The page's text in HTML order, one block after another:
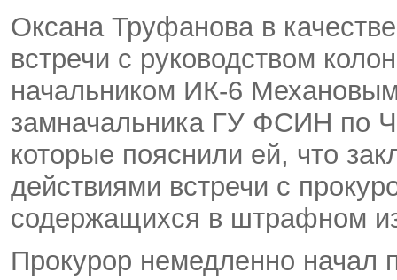
Оксана Труфанова в
встречи с руководством
начальником ИК-6
замначальника ГУ ФСИН по
которые пояснили ей, что
действиями встречи с
содержащихся в штрафном
Прокурор немедленно начал